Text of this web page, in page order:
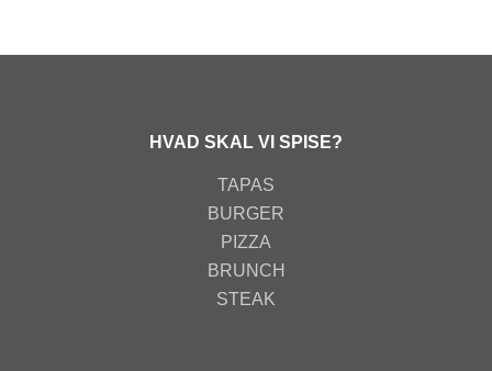
HVAD SKAL VI SPISE?
TAPAS
BURGER
PIZZA
BRUNCH
STEAK